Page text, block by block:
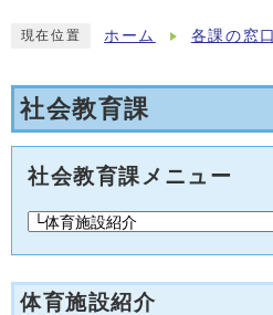
現在位置 ホーム 各課の窓口
社会教育課
社会教育課メニュー
体育施設紹介